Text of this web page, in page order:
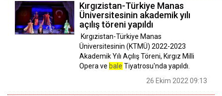
Kırgızistan-Türkiye Manas
Üniversitesinin akademik yılı
açılış töreni yapıldı
Kırgızistan-Türkiye Manas
Üniversitesinin (KTMÜ) 2022-2023
Akademik Yılı Açılış Töreni, Kırgız Milli
Opera ve bale Tiyatrosu'nda yapıldı.
26 Ekim 2022 09:13